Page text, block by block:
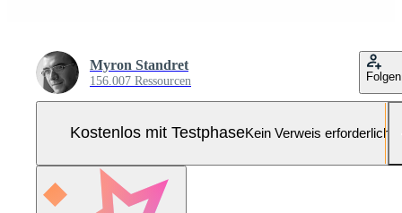
Myron Standret
156.007 Ressourcen Folgen
Kostenlos mit TestphaseKein Verweis erforderlich